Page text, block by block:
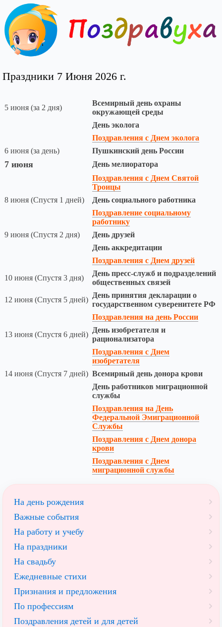
Праздники 7 Июня 2026 г.
5 июня (за 2 дня)
Всемирный день охраны
окружающей среды
День эколога
Поздравления с Днем эколога
6 июня (за день)
Пушкинский день России
7 июня
День мелиоратора
Поздравления с Днем Святой
Троицы
8 июня (Спустя 1 дней)
День социального работника
Поздравление социальному
работнику
9 июня (Спустя 2 дня)
День друзей
День аккредитации
Поздравления с Днем друзей
10 июня (Спустя 3 дня)
День пресс-служб и подразделений
общественных связей
12 июня (Спустя 5 дней)
День принятия декларации о
государственном суверенитете РФ
Поздравления на день России
13 июня (Спустя 6 дней)
День изобретателя и
рационализатора
Поздравления с Днем
изобретателя
14 июня (Спустя 7 дней) Всемирный день донора крови
День работников миграционной
службы
Поздравления на День
Федеральной Эмиграционной
Службы
Поздравления с Днем донора
крови
Поздравления с Днем
миграционной службы
На день рождения
Важные события
На работу и учебу
На праздники
На свадьбу
Ежедневные стихи
Признания и предложения
По профессиям
Поздравления детей и для детей